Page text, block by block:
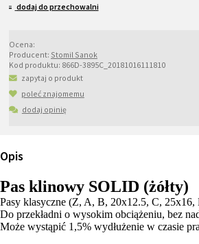
dodaj do przechowalni
Ocena:
Producent: Stomil Sanok
Kod produktu: 866D-3895C_20181016111810
zapytaj o produkt
poleć znajomemu
dodaj opinię
Opis
Pas klinowy SOLID (żółty)
Pasy klasyczne (Z, A, B, 20x12.5, C,
Do przekładni o wysokim obciążeniu, bez
Może wystąpić 1,5% wydłużenie w czasie